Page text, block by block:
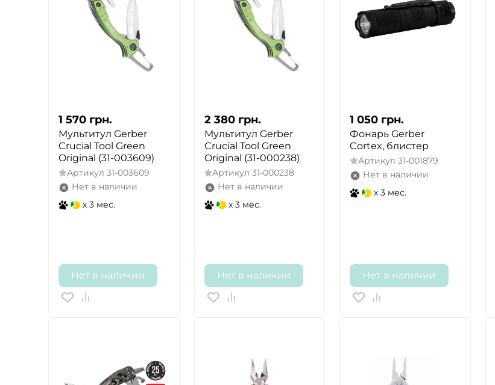
1 570 грн.
Мультитул Gerber
Crucial Tool Green
Original (31-003609)
Артикул 31-003609
Нет в наличии
x 3 мес.
Нет в наличии
2 380 грн.
Мультитул Gerber
Crucial Tool Green
Original (31-000238)
Артикул 31-000238
Нет в наличии
x 3 мес.
Нет в наличии
1 050 грн.
Фонарь Gerber
Cortex, блистер
Артикул 31-001879
Нет в наличии
x 3 мес.
Нет в наличии